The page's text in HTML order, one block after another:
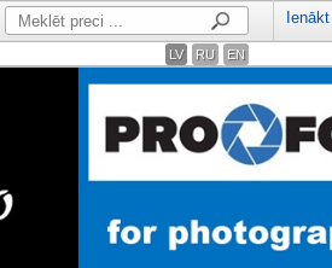
Ienākt
LV RU EN